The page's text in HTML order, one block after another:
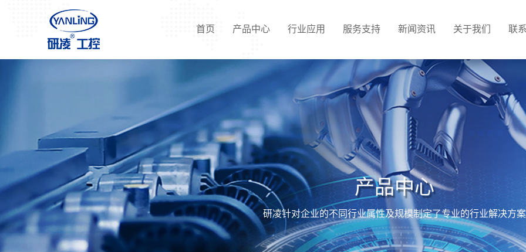
首页 产品中心 行业应用 服务支持 新闻资讯 关于我们 联
产品中心
研凌针对企业的不同行业属性及规模制定了专业的行业解决方案